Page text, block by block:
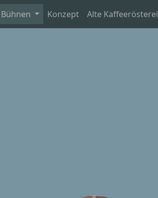
Konzept Alte Kaffeerösterei